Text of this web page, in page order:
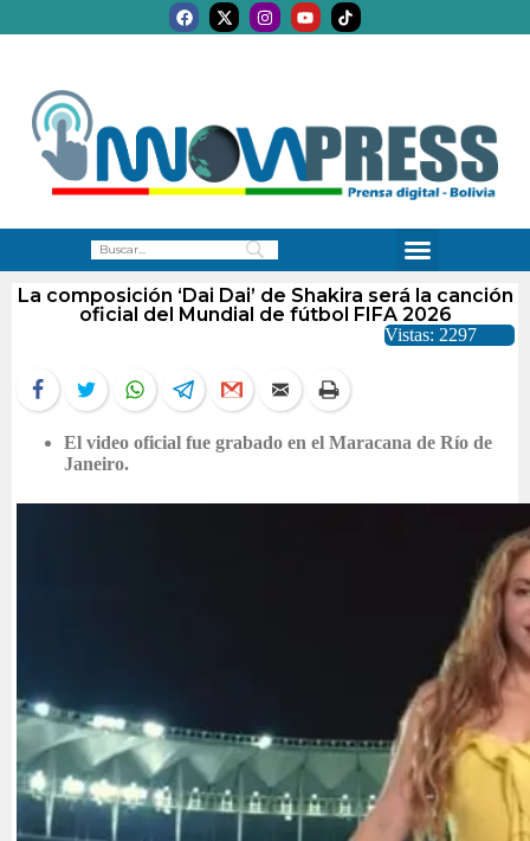
La composición ‘Dai Dai’ de Shakira será la canción
oficial del Mundial de fútbol FIFA 2026
Vistas: 2297
El video oficial fue grabado en el Maracana de Río de
Janeiro.